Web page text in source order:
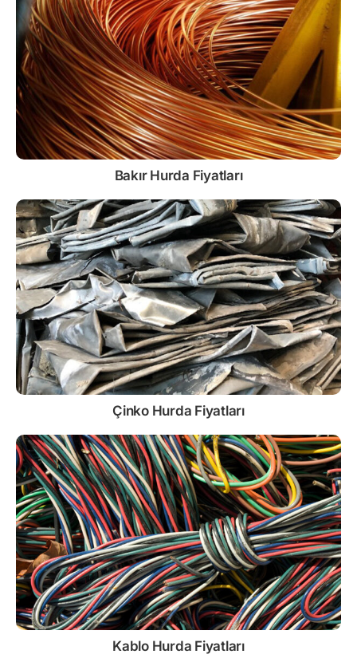
Bakır Hurda Fiyatları
Çinko Hurda Fiyatları
Kablo Hurda Fiyatları